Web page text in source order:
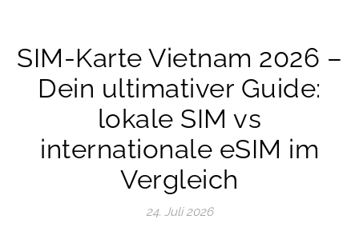
SIM-Karte Vietnam 2026 –
Dein ultimativer Guide:
lokale SIM vs
internationale eSIM im
Vergleich
24. Juli 2026